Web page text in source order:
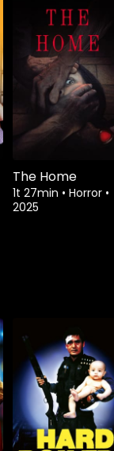
The Home
1t 27min • Horror •
2025